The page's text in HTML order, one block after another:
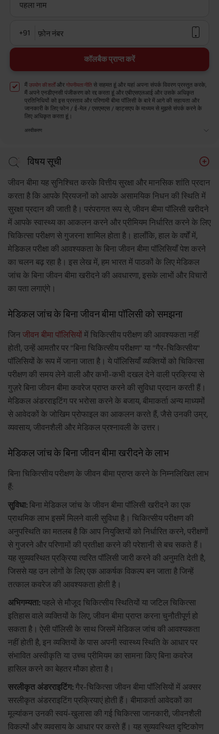
पहला नाम
+91 फ़ोन नंबर
कॉलबैक प्राप्त करें
मैं उपयोग की शर्तोंऔर गोपनीयता नीति से सहमत हूं और यहां अपना संपर्क विवरण प्रस्तुत करके,
मैं अपने एनडीएनसी पंजीकरण को रद्द करता हूं और एबीएसएलआई और उसके अधिकृत
प्रतिनिधियों को इस प्रस्ताव और परिणामी बीमा पॉलिसी के बारे में आगे की सहायता और
जानकारी के लिए फोन / ई-मेल / एसएमएस / व्हाट्सएप के माध्यम से मुझसे संपर्क करने के
लिए अधिकृत करता हूं।
अस्वीकरण
विषय सूची
मेडिकल जांच के बिना जीवन बीमा खरीदने के लाभ
बिना मेडिकल जांच के जीवन बीमा खरीदने पर विचार
निष्कर्ष
जीवन बीमा यह सुनिश्चित करके वित्तीय सुरक्षा और मानसिक शांति प्रदान
करता है कि आपके प्रियजनों को आपके असामयिक निधन की स्थिति में
सुरक्षा प्रदान की जाती है। परंपरागत रूप से, जीवन बीमा पॉलिसी खरीदने
में आपके स्वास्थ्य का आकलन करने और प्रीमियम निर्धारित करने के लिए
चिकित्सा परीक्षण से गुजरना शामिल होता है। हालाँकि, हाल के वर्षों में,
मेडिकल परीक्षा की आवश्यकता के बिना जीवन बीमा पॉलिसियाँ पेश करने
का चलन बढ़ रहा है। इस लेख में, हम भारत में पाठकों के लिए मेडिकल
जांच के बिना जीवन बीमा खरीदने की अवधारणा, इसके लाभों और विचारों
का पता लगाएंगे।
मेडिकल जांच के बिना जीवन बीमा पॉलिसी को समझना
जिन जीवन बीमा पॉलिसियों में चिकित्सीय परीक्षण की आवश्यकता नहीं
होती, उन्हें आमतौर पर "बिना चिकित्सीय परीक्षण" या "गैर-चिकित्सीय"
पॉलिसियों के रूप में जाना जाता है। ये पॉलिसियाँ व्यक्तियों को चिकित्सा
परीक्षण की समय लेने वाली और कभी-कभी दखल देने वाली प्रक्रिया से
गुज़रे बिना जीवन बीमा कवरेज प्राप्त करने की सुविधा प्रदान करती हैं।
मेडिकल अंडरराइटिंग पर भरोसा करने के बजाय, बीमाकर्ता अन्य माध्यमों
से आवेदकों के जोखिम प्रोफाइल का आकलन करते हैं, जैसे उनकी उम्र,
व्यवसाय, जीवनशैली और मेडिकल प्रश्नावली के उत्तर।
मेडिकल जांच के बिना जीवन बीमा खरीदने के लाभ
बिना चिकित्सीय परीक्षण के जीवन बीमा प्राप्त करने के निम्नलिखित लाभ
हैं:
सुविधा: बिना मेडिकल जांच के जीवन बीमा पॉलिसी खरीदने का एक
प्राथमिक लाभ इसमें मिलने वाली सुविधा है। चिकित्सीय परीक्षण की
अनुपस्थिति का मतलब है कि आप नियुक्तियों को निर्धारित करने, परीक्षणों
से गुजरने और परिणामों की प्रतीक्षा करने की परेशानी से बच सकते हैं।
यह सुव्यवस्थित प्रक्रिया त्वरित पॉलिसी जारी करने की अनुमति देती है,
जिससे यह उन लोगों के लिए एक आकर्षक विकल्प बन जाता है जिन्हें
तत्काल कवरेज की आवश्यकता होती है।
अभिगम्यता: पहले से मौजूद चिकित्सीय स्थितियों या जटिल चिकित्सा
इतिहास वाले व्यक्तियों के लिए, जीवन बीमा प्राप्त करना चुनौतीपूर्ण हो
सकता है। ऐसी पॉलिसी के साथ जिसमें मेडिकल जांच की आवश्यकता
नहीं होती है, इन व्यक्तियों के पास अपनी स्वास्थ्य स्थिति के आधार पर
संभावित अस्वीकृति या उच्च प्रीमियम का सामना किए बिना कवरेज
हासिल करने का बेहतर मौका होता है।
सरलीकृत अंडरराइटिंग: गैर-चिकित्सा जीवन बीमा पॉलिसियों में अक्सर
सरलीकृत अंडरराइटिंग प्रक्रियाएं होती हैं। बीमाकर्ता आवेदकों का
मूल्यांकन उनकी स्वयं-खुलासा की गई चिकित्सा जानकारी, जीवनशैली
विकल्पों और व्यवसाय के आधार पर करते हैं। यह सुव्यवस्थित दृष्टिकोण